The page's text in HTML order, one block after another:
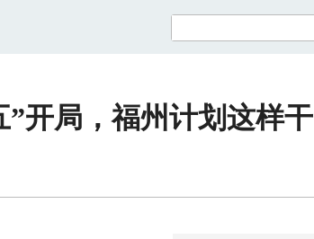
开局，福州计划这样干